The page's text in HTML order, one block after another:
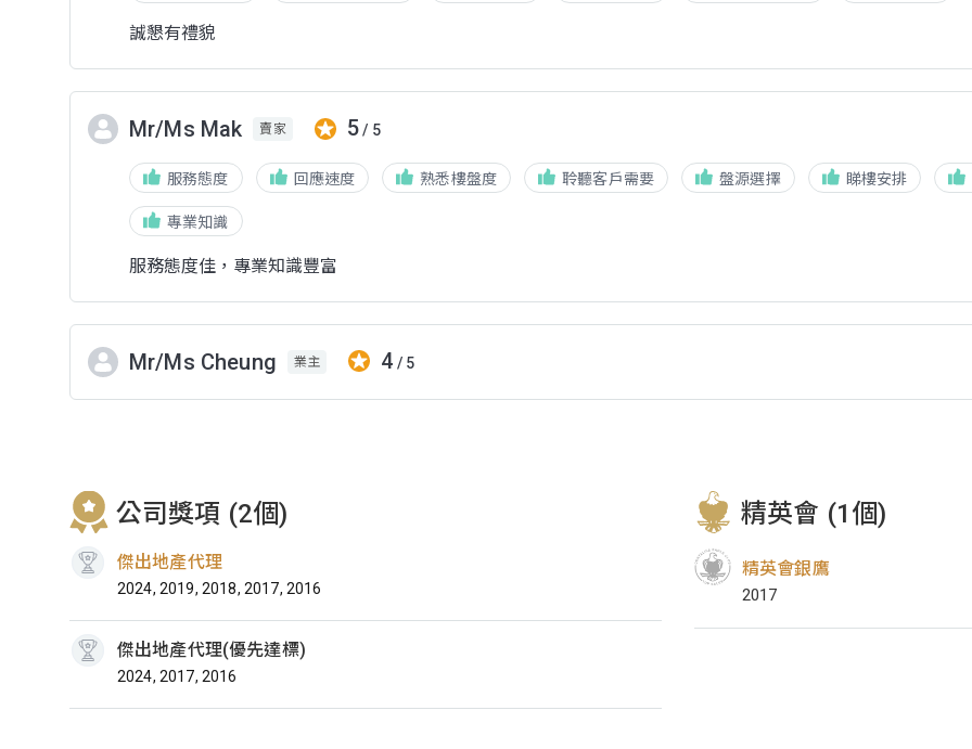
誠懇有禮貌
Mr/Ms Mak 賣家 5/ 5
服務態度 回應速度 熟悉樓盤度 聆聽客戶需要 盤源選擇 睇樓安排
專業知識
服務態度佳，專業知識豐富
Mr/Ms Cheung 業主 4 / 5
公司獎項 (2個)
傑出地產代理
2024, 2019, 2018, 2017, 2016
傑出地產代理(優先達標)
2024, 2017, 2016
精英會 (1個)
精英會銀鷹
2017